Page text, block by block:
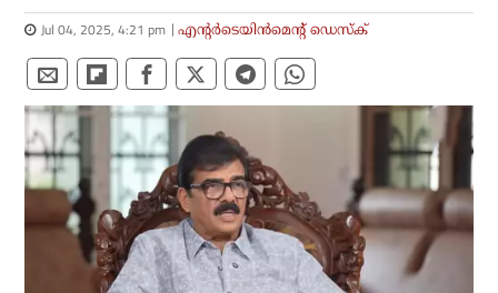
Jul 04, 2025, 4:21 pm എന്റര്‍ടെയിന്‍മെന്റ് ഡെസ്‌ക്